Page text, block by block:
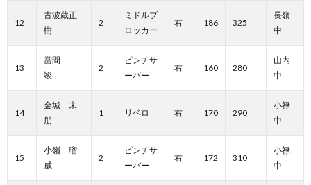
12
古波蔵正
樹
2
ミドルブ
ロッカー
右 186 325
長嶺
中
13
當間
竣
2
ピンチサ
ーバー
右 160 280
山内
中
14
金城 未
朋
1 リベロ 右 170 290
小禄
中
15
小嶺 瑠
威
2
ピンチサ
ーバー
右 172 310
小禄
中